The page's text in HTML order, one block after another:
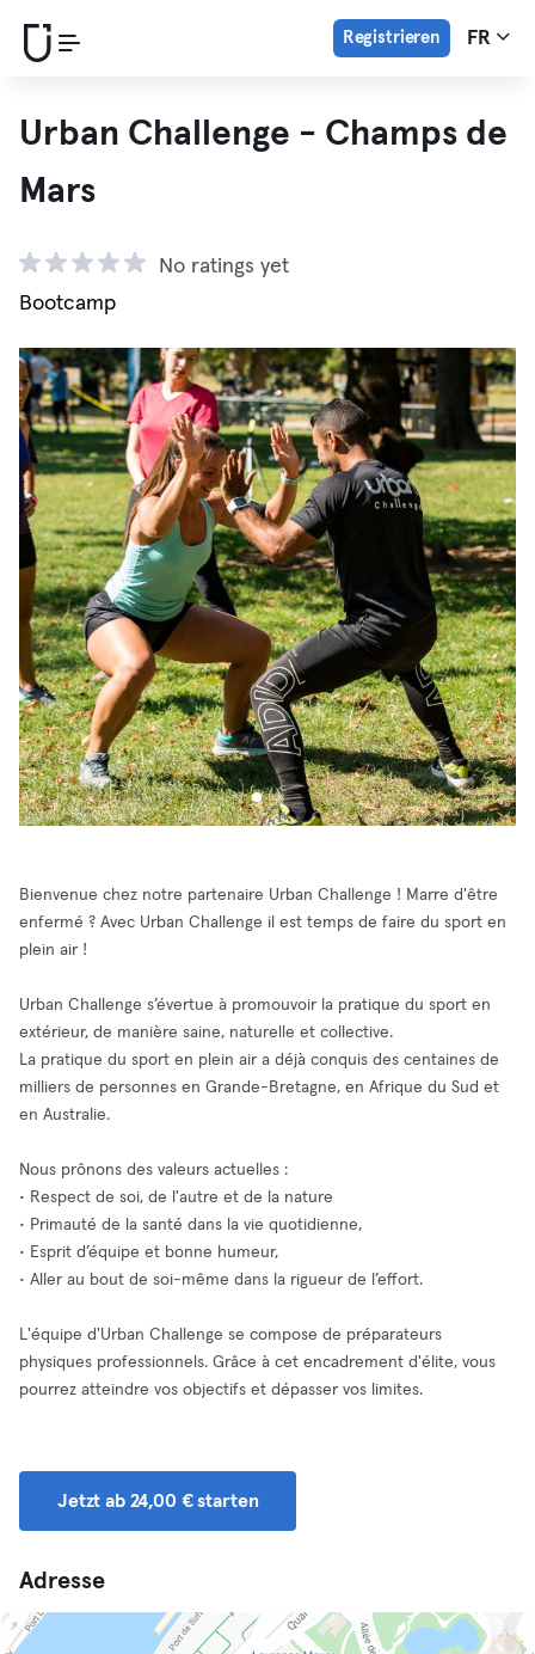
Registrieren FR
Urban Challenge - Champs de
Mars
No ratings yet
Bootcamp
Bienvenue chez notre partenaire Urban Challenge ! Marre d'être
enfermé ? Avec Urban Challenge il est temps de faire du sport en
plein air !
Urban Challenge s’évertue à promouvoir la pratique du sport en
extérieur, de manière saine, naturelle et collective.
La pratique du sport en plein air a déjà conquis des centaines de
milliers de personnes en Grande-Bretagne, en Afrique du Sud et
en Australie.
Nous prônons des valeurs actuelles :
• Respect de soi, de l'autre et de la nature
• Primauté de la santé dans la vie quotidienne,
• Esprit d’équipe et bonne humeur,
• Aller au bout de soi-même dans la rigueur de l’effort.
L'équipe d'Urban Challenge se compose de préparateurs
physiques professionnels. Grâce à cet encadrement d'élite, vous
pourrez atteindre vos objectifs et dépasser vos limites.
Jetzt ab 24,00 € starten
Adresse